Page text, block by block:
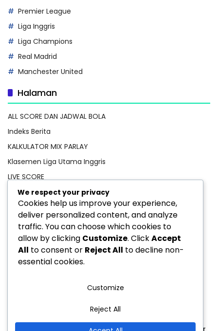
Premier League
Liga Inggris
Liga Champions
Real Madrid
Manchester United
Halaman
ALL SCORE DAN JADWAL BOLA
Indeks Berita
KALKULATOR MIX PARLAY
Klasemen Liga Utama Inggris
LIVE SCORE
Pedoman Media Siber
PREDIKSI BOLA
Privacy Policy
STATISTIK PEMAIN
TEBAK SKOR
We respect your privacy
Cookies help us improve your experience,
deliver personalized content, and analyze
traffic. You can choose which cookies to
allow by clicking Customize. ClickAccept
All to consent or Reject All to decline non-
essential cookies.
Customize
Reject All